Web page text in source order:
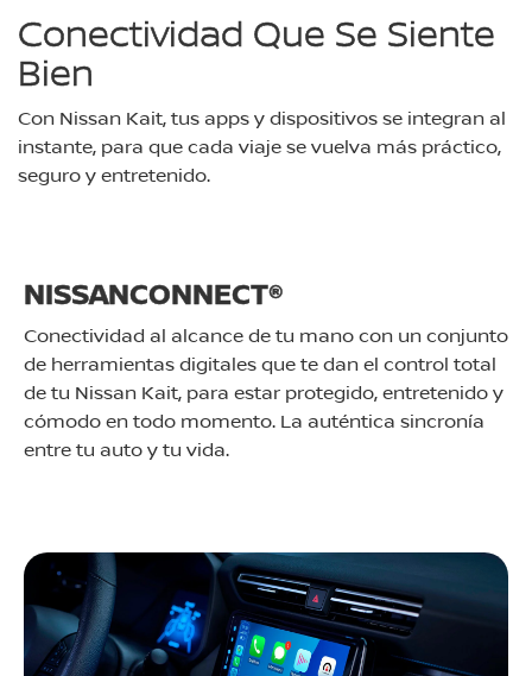
Conectividad Que Se Siente
Bien
Con Nissan Kait, tus apps y dispositivos se integran al
instante, para que cada viaje se vuelva más práctico,
seguro y entretenido.
NISSANCONNECT®
Conectividad al alcance de tu mano con un conjunto
de herramientas digitales que te dan el control total
de tu Nissan Kait, para estar protegido, entretenido y
cómodo en todo momento. La auténtica sincronía
entre tu auto y tu vida.